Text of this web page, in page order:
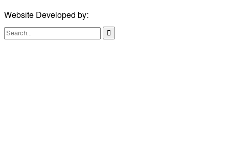
Website Developed by: